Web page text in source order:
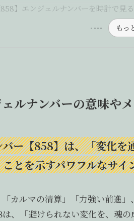
858】エンジェルナンバーを時計で見
もっ
ルナンバーの意味や
ー【858】は、「変化
とを示すパワフルなサイ
カルマの清算」「力強い前進
、「避けられない変化を、魂